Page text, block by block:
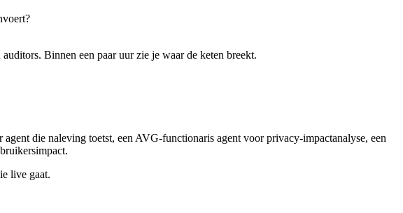
Binnen een paar uur zie je waar de keten breekt.
die naleving toetst, een AVG-functionaris agent voor privacy-impactanalyse, een
live gaat.